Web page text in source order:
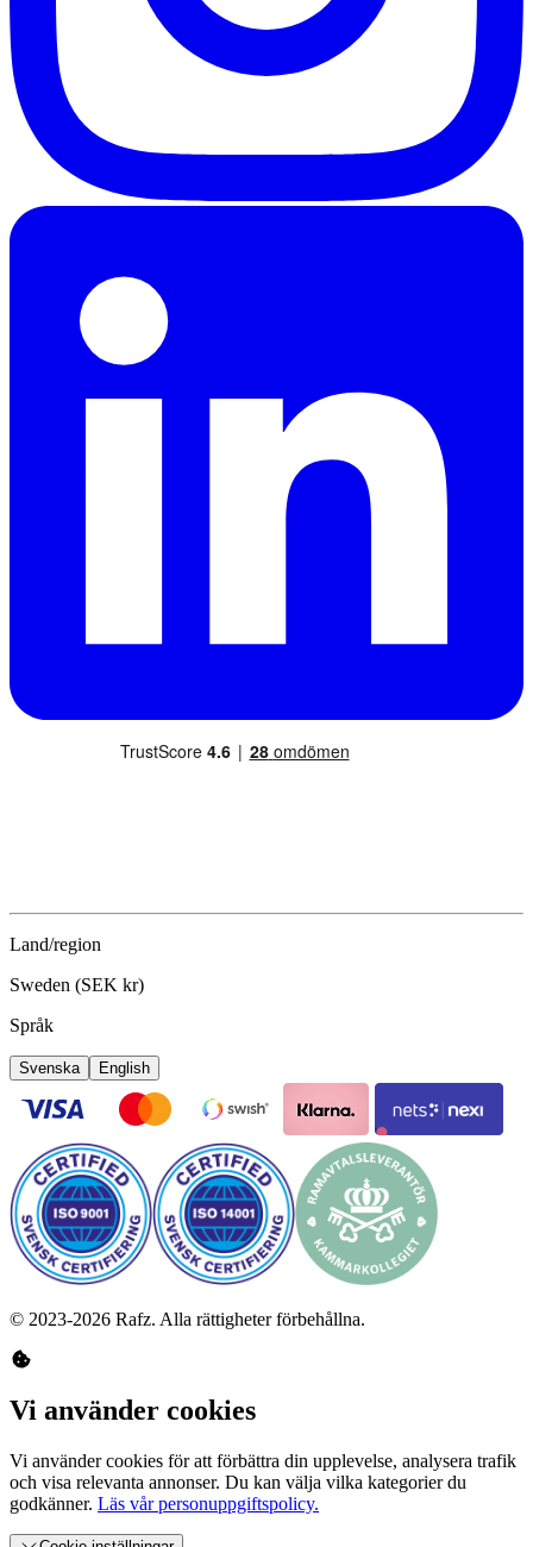
Land/region
Sweden (SEK kr)
Språk
Svenska English
© 2023-2026 Rafz. Alla rättigheter förbehållna.
Vi använder cookies
Vi använder cookies för att förbättra din upplevelse, analysera trafik
och visa relevanta annonser. Du kan välja vilka kategorier du
godkänner. Läs vår personuppgiftspolicy.